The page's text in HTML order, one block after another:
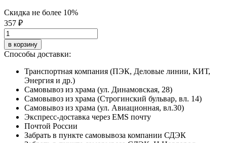
Скидка не более 10%
357 ₽
в корзину
Способы доставки:
Транспортная компания (ПЭК, Деловые линии, КИТ,
Энергия и др.)
Самовывоз из храма (ул. Динамовская, 28)
Самовывоз из храма (Строгинский бульвар, вл. 14)
Самовывоз из храма (ул. Авиационная, вл.30)
Экспресс-доставка через EMS почту
Почтой России
Забрать в пункте самовывоза компании СДЭК